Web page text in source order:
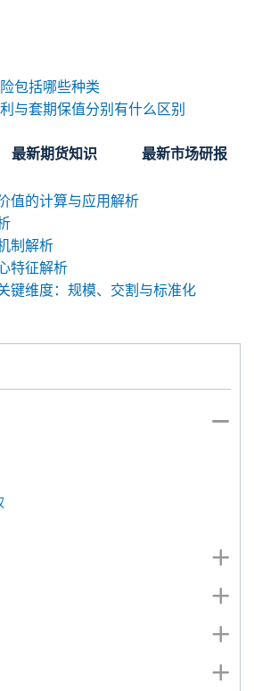
包括哪些种类
与套期保值分别有什么区别
最新期货知识 最新市场研报
值的计算与应用解析
制解析
特征解析
键维度：规模、交割与标准化